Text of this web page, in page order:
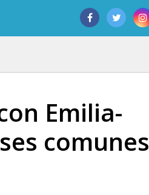
Emilia-
comunes